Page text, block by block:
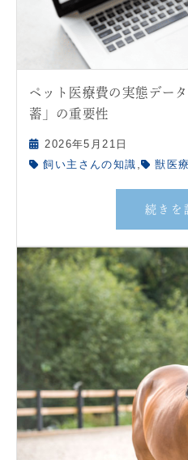
ペット医療費の実態デー
蓄」の重要性
2026年5月21日
飼い主さんの知識 , 獣医療
続きを